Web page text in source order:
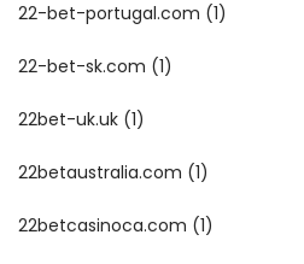
22-bet-portugal.com (1)
22-bet-sk.com (1)
22bet-uk.uk (1)
22betaustralia.com (1)
22betcasinoca.com (1)